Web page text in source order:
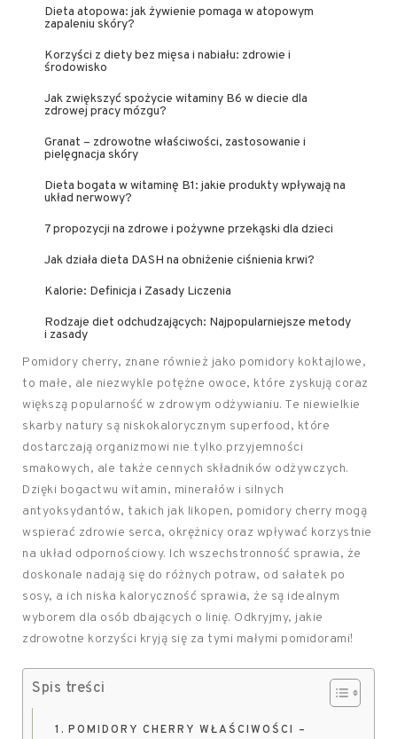
Dieta atopowa: jak żywienie pomaga w atopowym
zapaleniu skóry?
Korzyści z diety bez mięsa i nabiału: zdrowie i
środowisko
Jak zwiększyć spożycie witaminy B6 w diecie dla
zdrowej pracy mózgu?
Granat – zdrowotne właściwości, zastosowanie i
pielęgnacja skóry
Dieta bogata w witaminę B1: jakie produkty wpływają na
układ nerwowy?
7 propozycji na zdrowe i pożywne przekąski dla dzieci
Jak działa dieta DASH na obniżenie ciśnienia krwi?
Kalorie: Definicja i Zasady Liczenia
Rodzaje diet odchudzających: Najpopularniejsze metody
i zasady
Pomidory cherry, znane również jako pomidory koktajlowe,
to małe, ale niezwykle potężne owoce, które zyskują coraz
większą popularność w zdrowym odżywianiu. Te niewielkie
skarby natury są niskokalorycznym superfood, które
dostarczają organizmowi nie tylko przyjemności
smakowych, ale także cennych składników odżywczych.
Dzięki bogactwu witamin, minerałów i silnych
antyoksydantów, takich jak likopen, pomidory cherry mogą
wspierać zdrowie serca, okrężnicy oraz wpływać korzystnie
na układ odpornościowy. Ich wszechstronność sprawia, że
doskonale nadają się do różnych potraw, od sałatek po
sosy, a ich niska kaloryczność sprawia, że są idealnym
wyborem dla osób dbających o linię. Odkryjmy, jakie
zdrowotne korzyści kryją się za tymi małymi pomidorami!
Spis treści
POMIDORY CHERRY WŁAŚCIWOŚCI –